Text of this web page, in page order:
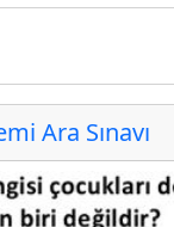
Ara Sınavı